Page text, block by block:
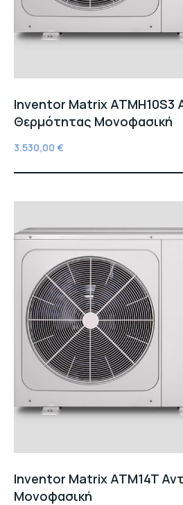
Inventor Matrix ATMH10S3
Θερμότητας Μονοφασική
3.530,00 €
Inventor Matrix ATM14T
Μονοφασική